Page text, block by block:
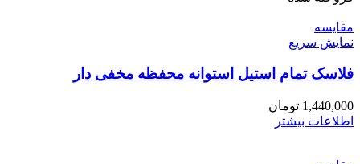
مقايسه
نمایش سریع
فلاسک تمام استیل استوانه محفظه مخفی دار
1,440,000 تومان
اطلاعات بیشتر